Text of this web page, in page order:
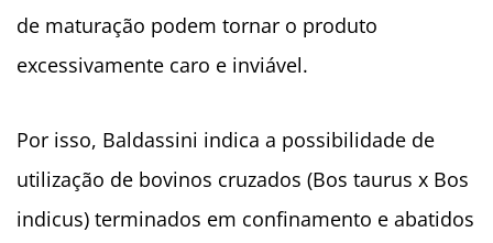
de maturação podem tornar o produto
excessivamente caro e inviável.
Por isso, Baldassini indica a possibilidade de
utilização de bovinos cruzados (Bos taurus x Bos
indicus) terminados em confinamento e abatidos